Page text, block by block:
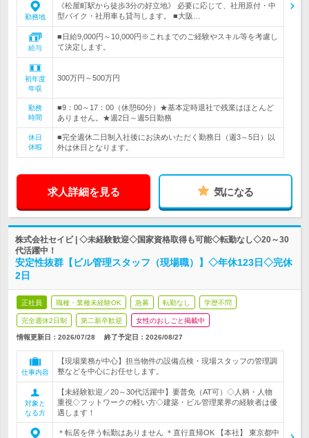
勤務地
《松屋町駅から徒歩3分の好立地》 必要に応じて、社用原付・中
型バイク・社用車も貸与します。 ■大阪…
給与
■日給9,000円～10,000円※これまでのご経験やスキル等を考慮し
て決定します。
初年度
年収
300万円～500万円
勤務
時間
■9：00～17：00（休憩60分）★基本定時退社で残業はほとんど
ありません。★週2日～週5日勤務
休日
休暇
■完全週休二日制入社後にお決めいただく勤務日（週3～5日）以
外は休日となります。
求人詳細を見る 気になる
株式会社セイビ | ◇未経験歓迎◇国家資格取得も可能◇転勤なし◇20～30
代活躍中！
安定性抜群【ビル管理スタッフ（現場職）】◇年休123日◇完休
2日
正社員 職種・業種未経験OK 急募 転勤なし 学歴不問
完全週休2日制 第二新卒歓迎 女性のおしごと掲載中
情報更新日：2026/07/28 終了予定日： 2026/08/27
仕事内容
【現場業務が中心】担当物件の設備点検・現場スタッフの管理調
整などを中心にお任せします。
対象と
なる方
【未経験歓迎／20～30代活躍中】要普免（AT可）◇人柄・人物
重視◇フットワークの軽い方◇建築・ビル管理業界の経験者は優
遇します！
＊転居を伴う転勤はありません ＊直行直帰OK 【本社】 東京都中